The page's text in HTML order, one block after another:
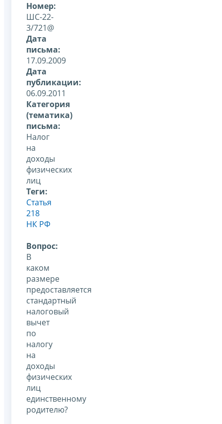
Номер:
ШС-22-
3/721@
Дата
письма:
17.09.2009
Дата
публикации:
06.09.2011
Категория
(тематика)
письма:
Налог
на
доходы
физических
лиц
Теги:
Статья
218
НК РФ
Вопрос:
В
каком
размере
предоставляется
стандартный
налоговый
вычет
по
налогу
на
доходы
физических
лиц
единственному
родителю?